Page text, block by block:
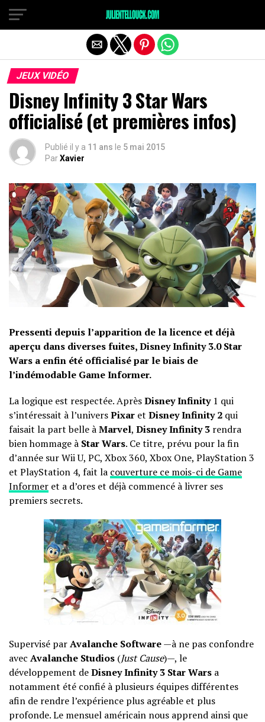
JEUX VIDÉO
Disney Infinity 3 Star Wars
officialisé (et premières infos)
Publié il y a 11 ans le 5 mai 2015
ParXavier
Pressenti depuis l’apparition de la licence et déjà
aperçu dans diverses fuites, Disney Infinity 3.0 Star
Wars a enfin été officialisé par le biais de
l’indémodable Game Informer.
La logique est respectée. AprèsDisney Infinity1 qui
s’intéressait à l’universPixar et Disney Infinity 2 qui
faisait la part belle àMarvel, Disney Infinity 3 rendra
bien hommage à Star Wars. Ce titre, prévu pour la fin
d’année sur Wii U, PC, Xbox 360, Xbox One, PlayStation 3
et PlayStation 4, fait la couverture ce mois-ci de Game
Informer et a d’ores et déjà commencé à livrer ses
premiers secrets.
Supervisé parAvalanche Software—à ne pas confondre
avec Avalanche Studios (Just Cause)—, le
développement deDisney Infinity 3 Star Wars a
notamment été confié à plusieurs équipes différentes
afin de rendre l’expérience plus agréable et plus
profonde. Le mensuel américain nous apprend ainsi que